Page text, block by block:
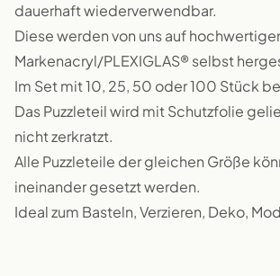
dauerhaft wiederverwendbar.
Diese werden von uns auf
Markenacryl/PLEXIGLAS® selbst
Im Set mit 10, 25, 50 oder 100 Stück
Das Puzzleteil wird mit Schutzfolie
nicht zerkratzt.
Alle Puzzleteile der gleichen Größe
ineinander gesetzt werden.
Ideal zum Basteln, Verzieren, Deko,